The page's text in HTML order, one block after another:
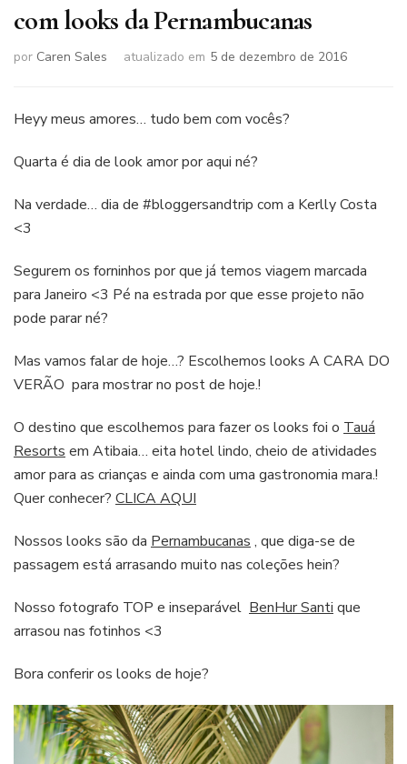
com looks da Pernambucanas
por Caren Sales atualizado em 5 de dezembro de 2016
Heyy meus amores… tudo bem com vocês?
Quarta é dia de look amor por aqui né?
Na verdade… dia de #bloggersandtrip com a Kerlly Costa
<3
Segurem os forninhos por que já temos viagem marcada
para Janeiro <3 Pé na estrada por que esse projeto não
pode parar né?
Mas vamos falar de hoje…? Escolhemos looks A CARA DO
VERÃO para mostrar no post de hoje.!
O destino que escolhemos para fazer os looks foi o Tauá
Resorts em Atibaia… eita hotel lindo, cheio de atividades
amor para as crianças e ainda com uma gastronomia mara.!
Quer conhecer? CLICA AQUI
Nossos looks são da Pernambucanas , que diga-se de
passagem está arrasando muito nas coleções hein?
Nosso fotografo TOP e inseparável BenHur Santi que
arrasou nas fotinhos <3
Bora conferir os looks de hoje?